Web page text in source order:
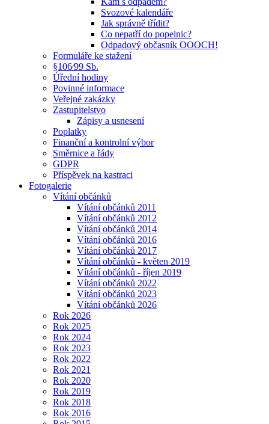
Svozové kalendáře
Jak správně třídit?
Co nepatří do popelnic?
Odpadový občasník OOOCH!
Formuláře ke stažení
§106⁄99 Sb.
Úřední hodiny
Povinné informace
Veřejné zakázky
Zastupitelstvo
Zápisy a usnesení
Poplatky
Finanční a kontrolní výbor
Směrnice a řády
GDPR
Příspěvek na kastraci
Fotogalerie
Vítání občánků
Vítání občánků 2011
Vítání občánků 2012
Vítání občánků 2014
Vítání občánků 2016
Vítání občánků 2017
Vítání občánků - květen 2019
Vítání občánků - říjen 2019
Vítání občánků 2022
Vítání občánků 2023
Vítání občánků 2026
Rok 2026
Rok 2025
Rok 2024
Rok 2023
Rok 2022
Rok 2021
Rok 2020
Rok 2019
Rok 2018
Rok 2016